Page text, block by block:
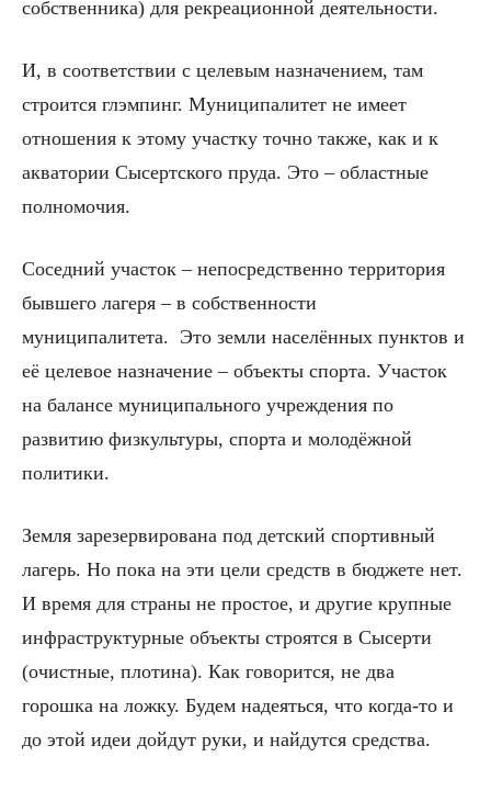
собственника) для рекреационной деятельности.
И, в соответствии с целевым назначением, там
строится глэмпинг. Муниципалитет не имеет
отношения к этому участку точно также, как и к
акватории Сысертского пруда. Это – областные
полномочия.
Соседний участок – непосредственно территория
бывшего лагеря – в собственности
муниципалитета. Это земли населённых пунктов и
её целевое назначение – объекты спорта. Участок
на балансе муниципального учреждения по
развитию физкультуры, спорта и молодёжной
политики.
Земля зарезервирована под детский спортивный
лагерь. Но пока на эти цели средств в бюджете нет.
И время для страны не простое, и другие крупные
инфраструктурные объекты строятся в Сысерти
(очистные, плотина). Как говорится, не два
горошка на ложку. Будем надеяться, что когда-то и
до этой идеи дойдут руки, и найдутся средства.